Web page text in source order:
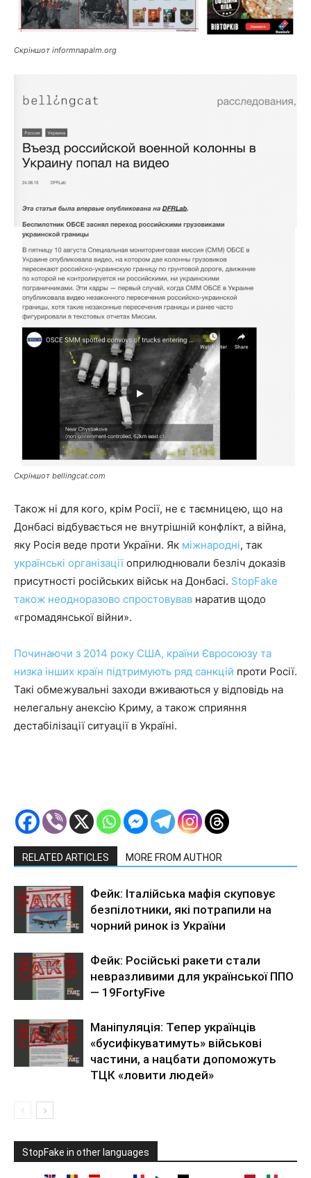
Скріншот informnapalm.org
Скріншот bellingcat.com
Також ні для кого, крім Росії, не є таємницею, що на
Донбасі відбувається не внутрішній конфлікт, а війна,
яку Росія веде проти України. Як міжнародні, так
українські організації оприлюднювали безліч доказів
присутності російських військ на Донбасі. StopFake
також неодноразово спростовував наратив щодо
«громадянської війни».
Починаючи з 2014 року США, країни Євросоюзу та
низка інших країн підтримують ряд санкцій проти Росії.
Такі обмежувальні заходи вживаються у відповідь на
нелегальну анексію Криму, а також сприяння
дестабілізації ситуації в Україні.
RELATED ARTICLES MORE FROM AUTHOR
Фейк: Італійська мафія скуповує
безпілотники, які потрапили на
чорний ринок із України
Фейк: Російські ракети стали
невразливими для української ППО
— 19FortyFive
Маніпуляція: Тепер українців
«бусифікуватимуть» військові
частини, а нацбати допоможуть
ТЦК «ловити людей»
StopFake in other languages